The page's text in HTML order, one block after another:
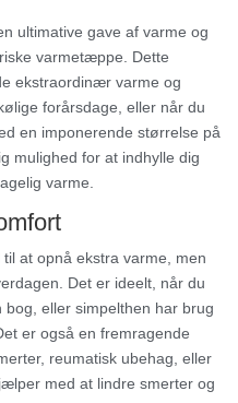
ultimative gave af varme og
varmetæppe. Dette
ekstraordinær varme og
forårsdage, eller når du
en imponerende størrelse på
mulighed for at indhylle dig
varme.
at opnå ekstra varme, men
Det er ideelt, når du
eller simpelthen har brug
er også en fremragende
reumatisk ubehag, eller
med at lindre smerter og